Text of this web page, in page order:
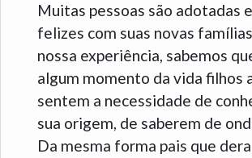
Muitas pessoas são adotadas
felizes com suas novas
nossa experiência, sabemos
algum momento da vida filhos
sentem a necessidade de
sua origem, de saberem de
Da mesma forma pais que